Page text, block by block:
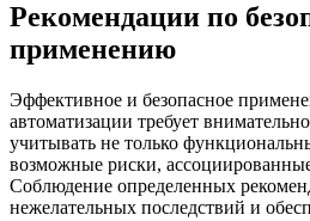
Рекомендации по
применению
Эффективное и безопасное
автоматизации требует
учитывать не только
возможные риски,
Соблюдение определенных
нежелательных последствий и